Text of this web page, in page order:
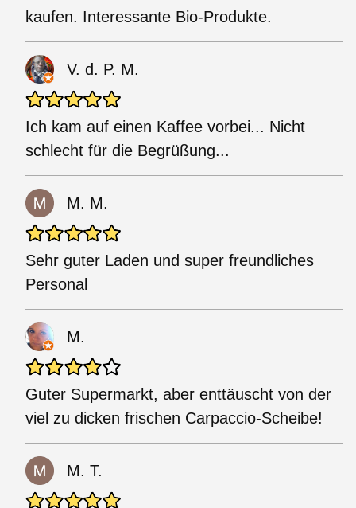
kaufen. Interessante Bio-Produkte.
V. d. P. M.
Ich kam auf einen Kaffee vorbei... Nicht
schlecht für die Begrüßung...
M. M.
Sehr guter Laden und super freundliches
Personal
M.
Guter Supermarkt, aber enttäuscht von der
viel zu dicken frischen Carpaccio-Scheibe!
M. T.